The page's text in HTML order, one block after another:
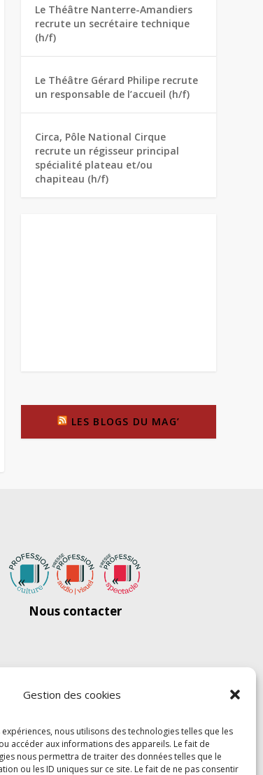
Gestion des cookies
nous utilisons des technologies telles que les
accéder aux informations des appareils. Le fait de
nous permettra de traiter des données telles que le
ou les ID uniques sur ce site. Le fait de ne pas consentir
Le Théâtre Nanterre-Amandiers
recrute un secrétaire technique
(h/f)
Le Théâtre Gérard Philipe recrute
un responsable de l’accueil (h/f)
Circa, Pôle National Cirque
recrute un régisseur principal
spécialité plateau et/ou
chapiteau (h/f)
LES BLOGS DU MAG’
Nous contacter